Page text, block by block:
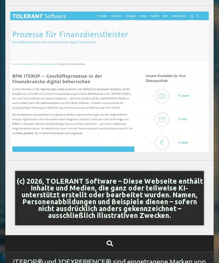
(c) 2026, TOLERANT Software – Diese Webseite enthält
Inhalte und Medien, die ganz oder teilweise KI-
unterstützt erstellt oder bearbeitet wurden. Namen,
Personenabbildungen und Beispiele dienen – sofern
nicht ausdrücklich anders gekennzeichnet –
ausschließlich illustrativen Zwecken.